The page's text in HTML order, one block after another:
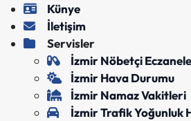
Künye
İletişim
Servisler
İzmir Nöbetçi
İzmir Hava Durumu
İzmir Namaz Vakitleri
İzmir Trafik Yoğunluk